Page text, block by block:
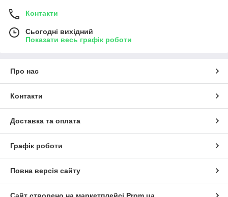
Контакти
Сьогодні вихідний
Показати весь графік роботи
Про нас
Контакти
Доставка та оплата
Графік роботи
Повна версія сайту